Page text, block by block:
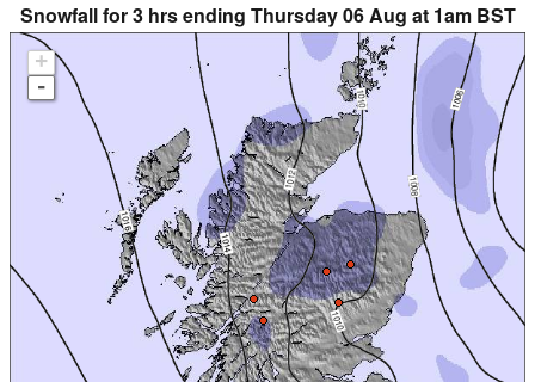
Snowfall for 3 hrs ending Thursday 06 Aug at 1am BST
+
-